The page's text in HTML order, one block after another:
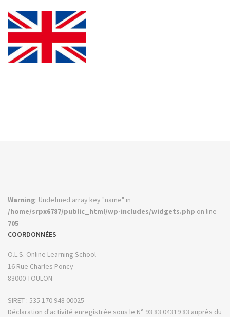
Warning: Undefined array key "name" in
/home/srpx6787/public_html/wp-includes/widgets.php on line
705
COORDONNÉES
O.L.S. Online Learning School
16 Rue Charles Poncy
83000 TOULON
SIRET : 535 170 948 00025
Déclaration d'activité enregistrée sous le N° 93 83 04319 83 auprès du